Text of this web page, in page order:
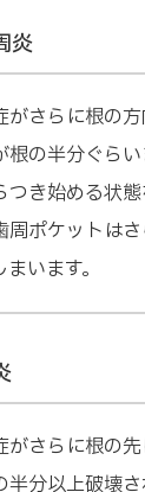
炎
がさらに根の
根の半分ぐら
つき始める状
周ポケットは
います。
さらに根の先
半分以上破壊